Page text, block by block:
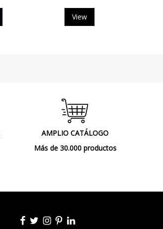
View
AMPLIO CATÁLOGO
Más de 30.000 productos